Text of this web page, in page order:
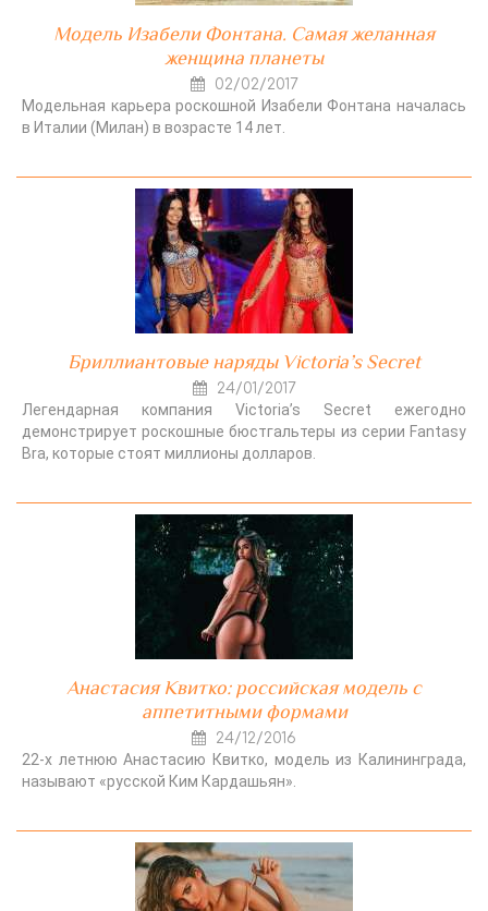
Модель Изабели Фонтана. Самая желанная
женщина планеты
02/02/2017
Модельная карьера роскошной Изабели Фонтана началась
в Италии (Милан) в возрасте 14 лет.
Бриллиантовые наряды Victoria’s Secret
24/01/2017
Легендарная компания Victoria’s Secret ежегодно
демонстрирует роскошные бюстгальтеры из серии Fantasy
Bra, которые стоят миллионы долларов.
Анастасия Квитко: российская модель с
аппетитными формами
24/12/2016
22-х летнюю Анастасию Квитко, модель из Калининграда,
называют «русской Ким Кардашьян».